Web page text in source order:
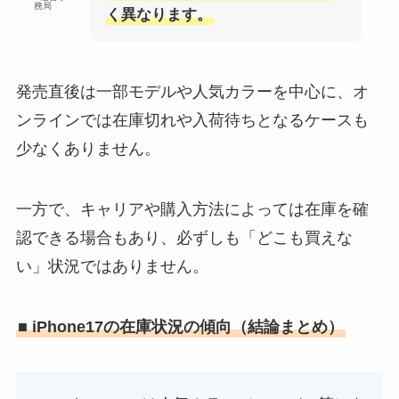
務局
く異なります。
発売直後は一部モデルや人気カラーを中心に、オ
ンラインでは在庫切れや入荷待ちとなるケースも
少なくありません。
一方で、キャリアや購入方法によっては在庫を確
認できる場合もあり、必ずしも「どこも買えな
い」状況ではありません。
■ iPhone17の在庫状況の傾向（結論まとめ）